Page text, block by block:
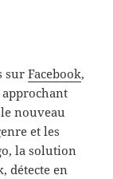
surFacebook,
nouveau
et les
la solution
détecte en